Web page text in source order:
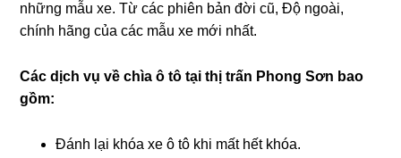
những mẫu xe. Từ các phiên bản đời cũ, Độ ngoài,
chính hãng của các mẫu xe mới nhất.
Các dịch vụ về chìa ô tô tại thị trấn Phong Sơn bao
gồm:
Đánh lại khóa xe ô tô khi mất hết khóa.